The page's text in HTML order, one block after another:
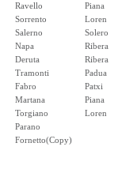
Ravello
Sorrento
Salerno
Napa
Deruta
Tramonti
Fabro
Martana
Torgiano
Parano
Fornetto(Copy)
Piana
Loren
Solero
Ribera
Ribera
Padua
Patxi
Piana
Loren